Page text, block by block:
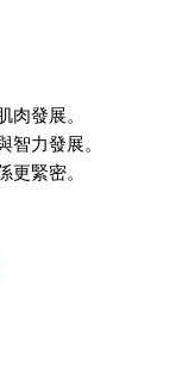
肉發展。
智力發展。
更緊密。